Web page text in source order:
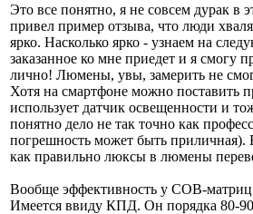
Это все понятно, я не совсем дурак в
привел пример отзыва, что люди
ярко. Насколько ярко - узнаем на
заказанное ко мне приедет и я смогу
лично! Люмены, увы, замерить не
Хотя на смартфоне можно поставить
использует датчик освещенности и
понятно дело не так точно как
погрешность может быть приличная).
как правильно люксы в люмены
Вообще эффективность у COB-матриц
Имеется ввиду КПД. Он порядка 80-